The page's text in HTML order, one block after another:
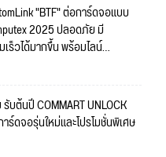
"BTF" ต่อการ์ดจอแบบ
ปลอดภัย มี
ร็วได้มากขึ้น พร้อมไลน์
ใหม่
บต้นปี COMMART UNLOCK
ร์ดจอรุ่นใหม่และโปรโมชั่นพิเศษ